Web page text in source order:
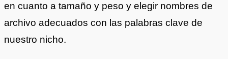
en cuanto a tamaño y peso y elegir nombres de
archivo adecuados con las palabras clave de
nuestro nicho.